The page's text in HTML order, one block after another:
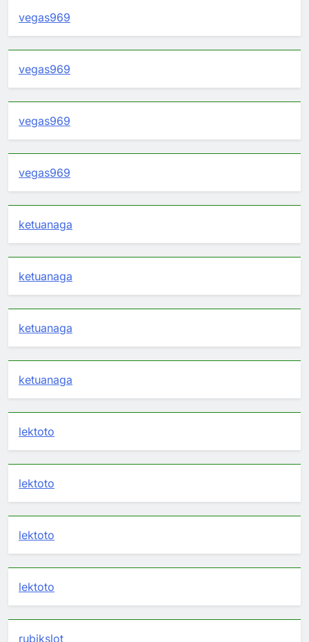
vegas969
vegas969
vegas969
vegas969
ketuanaga
ketuanaga
ketuanaga
ketuanaga
lektoto
lektoto
lektoto
lektoto
rubikslot